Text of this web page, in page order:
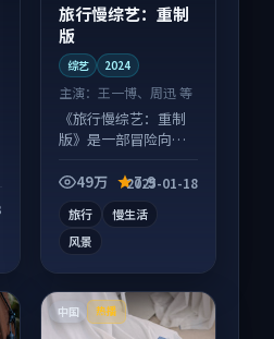
旅行慢综艺：重制
版
综艺 2024
主演： 王一博、周迅 等
《旅行慢综艺：重制
版》是一部冒险向综
酵，适合周末一口气
49万 7.9
2025-01-18
旅行
慢生活
风景
中国 热播